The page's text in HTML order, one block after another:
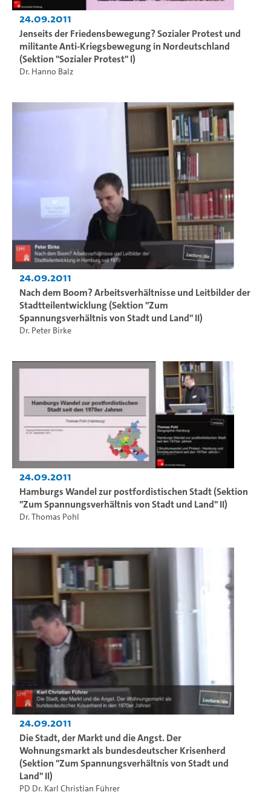
24.09.2011
Jenseits der Friedensbewegung? Sozialer Protest und
militante Anti-Kriegsbewegung in Nordeutschland
(Sektion "Sozialer Protest" I)
Dr. Hanno Balz
24.09.2011
Nach dem Boom? Arbeitsverhältnisse und Leitbilder der
Stadtteilentwicklung (Sektion "Zum
Spannungsverhältnis von Stadt und Land" II)
Dr. Peter Birke
24.09.2011
Hamburgs Wandel zur postfordistischen Stadt (Sektion
"Zum Spannungsverhältnis von Stadt und Land" II)
Dr. Thomas Pohl
24.09.2011
Die Stadt, der Markt und die Angst. Der
Wohnungsmarkt als bundesdeutscher Krisenherd
(Sektion "Zum Spannungsverhältnis von Stadt und
Land" II)
PD Dr. Karl Christian Führer